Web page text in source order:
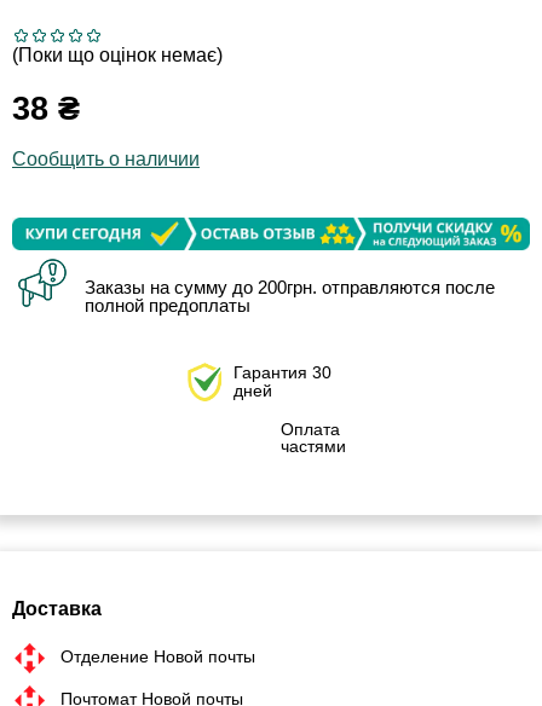
(Поки що оцінок немає)
38 ₴
Сообщить о наличии
Заказы на сумму до 200грн. отправляются после
полной предоплаты
Гарантия 30
дней
Оплата
частями
Доставка
Отделение Новой почты
Почтомат Новой почты